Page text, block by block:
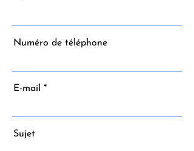
Numéro de téléphone
E-mail
Sujet